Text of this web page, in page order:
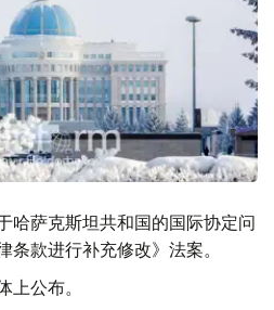
哈萨克斯坦共和国的国际协定问
款进行补充修改》法案。
公布。